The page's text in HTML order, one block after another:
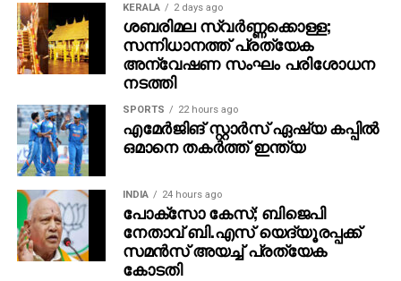
KERALA 2 days ago
ശബരിമല സ്വര്‍ണ്ണക്കൊള്ള;
സന്നിധാനത്ത് പ്രത്യേക
അന്വേഷണ സംഘം പരിശോധന
നടത്തി
SPORTS 22 hours ago
എമേര്‍ജിങ് സ്റ്റാര്‍സ് ഏഷ്യ കപ്പില്‍
ഒമാനെ തകര്‍ത്ത് ഇന്ത്യ
INDIA 24 hours ago
പോക്‌സോ കേസ്; ബിജെപി
നേതാവ് ബി.എസ് യെദ്യൂരപ്പക്ക്
സമന്‍സ് അയച്ച് പ്രത്യേക
കോടതി